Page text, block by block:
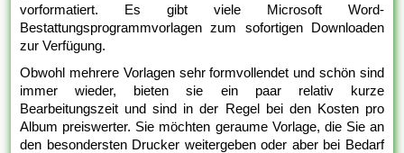
vorformatiert. Es gibt viele Microsoft Word-
Bestattungsprogrammvorlagen zum sofortigen Downloaden
zur Verfügung.
Obwohl mehrere Vorlagen sehr formvollendet und schön sind
immer wieder, bieten sie ein paar relativ kurze
Bearbeitungszeit und sind in der Regel bei den Kosten pro
Album preiswerter. Sie möchten geraume Vorlage, die Sie an
den besondersten Drucker weitergeben oder aber bei Bedarf